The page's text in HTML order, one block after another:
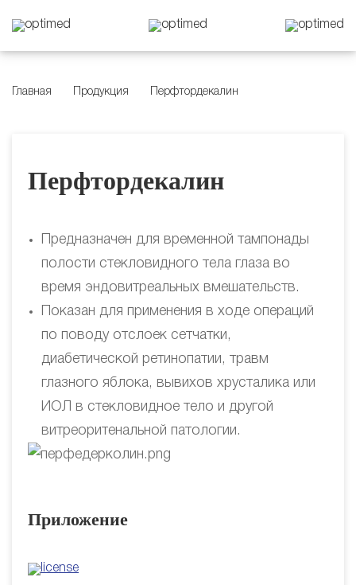
Главная Продукция Перфтордекалин
Перфтордекалин
Предназначен для временной тампонады
полости стекловидного тела глаза во
время эндовитреальных вмешательств.
Показан для применения в ходе операций
по поводу отслоек сетчатки,
диабетической ретинопатии, травм
глазного яблока, вывихов хрусталика или
ИОЛ в стекловидное тело и другой
витреоритенальной патологии.
Приложение